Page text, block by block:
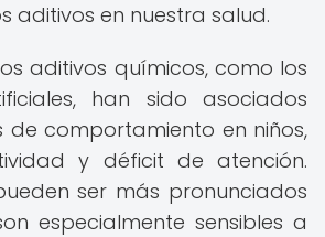
aditivos en nuestra salud.
aditivos químicos, como los
han sido asociados
comportamiento en niños,
y déficit de atención.
ser más pronunciados
especialmente sensibles a